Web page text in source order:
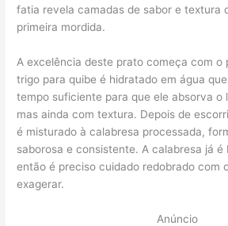
fatia revela camadas de sabor e textura
primeira mordida.
A excelência deste prato começa com o
trigo para quibe é hidratado em água
tempo suficiente para que ele absorva o
mas ainda com textura. Depois de
é misturado à calabresa processada,
saborosa e consistente. A calabresa já é
então é preciso cuidado redobrado com
exagerar.
Anúncio